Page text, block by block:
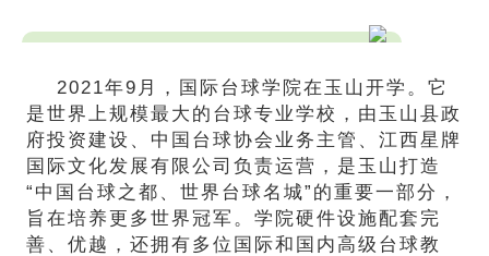
2021年9月，国际台球学院在玉山开学。它
是世界上规模最大的台球专业学校，由玉山县政
府投资建设、中国台球协会业务主管、江西星牌
国际文化发展有限公司负责运营，是玉山打造
“中国台球之都、世界台球名城”的重要一部分，
旨在培养更多世界冠军。学院硬件设施配套完
善、优越，还拥有多位国际和国内高级台球教